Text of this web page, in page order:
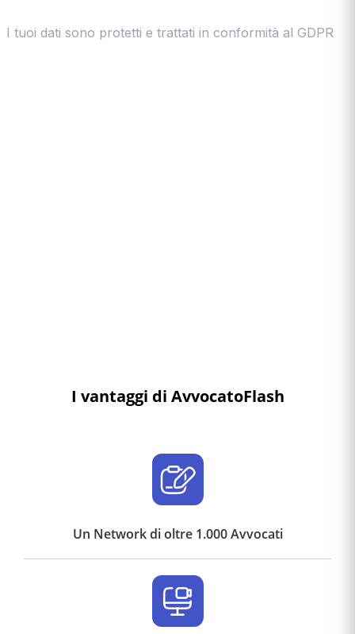
I vantaggi di AvvocatoFlash
Un Network di oltre 1.000 Avvocati